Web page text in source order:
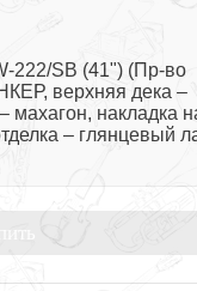
222/SB (41") (Пр-во
верхняя дека –
махагон, накладка
– глянцевый